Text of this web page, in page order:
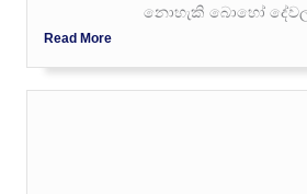
නොහැකි බොහෝ දේවල්
Read More